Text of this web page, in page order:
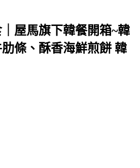
｜屋馬旗下韓餐開箱~韓
條、酥香海鮮煎餅 韓